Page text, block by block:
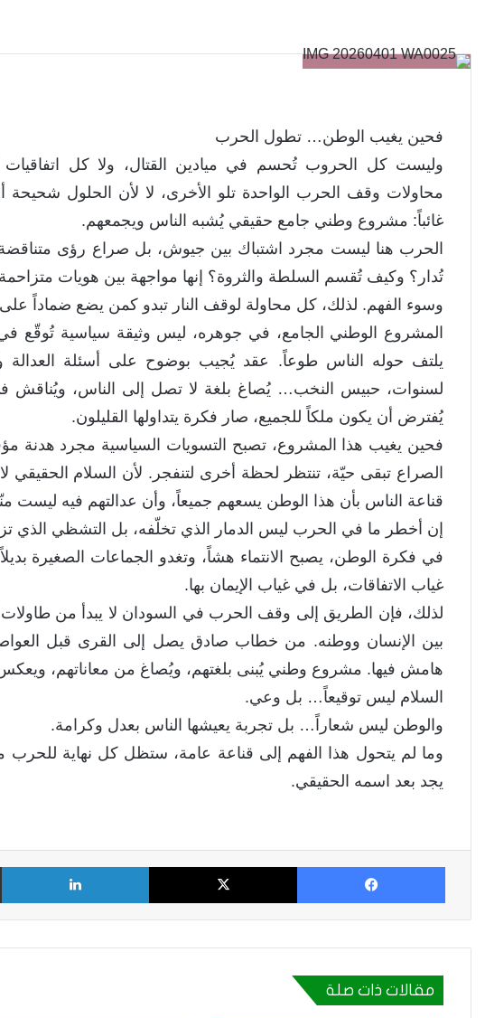
فحين يغيب الوطن… تطول الحرب
وليست كل الحروب تُحسم في ميادين القتال، ولا كل اتفاقيات
محاولات وقف الحرب الواحدة تلو الأخرى، لا لأن الحلول
غائباً: مشروع وطني جامع حقيقي يُشبه الناس ويجمعهم.
الحرب هنا ليست مجرد اشتباك بين جيوش، بل صراع رؤى
تُدار؟ وكيف تُقسم السلطة والثروة؟ إنها مواجهة بين هويات
وسوء الفهم. لذلك، كل محاولة لوقف النار تبدو كمن يضع ضماداً
المشروع الوطني الجامع، في جوهره، ليس وثيقة سياسية تُوقّع
يلتف حوله الناس طوعاً. عقد يُجيب بوضوح على أسئلة العدالة
لسنوات، حبيس النخب… يُصاغ بلغة لا تصل إلى الناس، ويُناقش
يُفترض أن يكون ملكاً للجميع، صار فكرة يتداولها القليلون.
فحين يغيب هذا المشروع، تصبح التسويات السياسية مجرد هدنة
الصراع تبقى حيّة، تنتظر لحظة أخرى لتنفجر. لأن السلام
قناعة الناس بأن هذا الوطن يسعهم جميعاً، وأن عدالتهم فيه ليست
إن أخطر ما في الحرب ليس الدمار الذي تخلّفه، بل التشظي الذي
في فكرة الوطن، يصبح الانتماء هشاً، وتغدو الجماعات الصغيرة
غياب الاتفاقات، بل في غياب الإيمان بها.
لذلك، فإن الطريق إلى وقف الحرب في السودان لا يبدأ من طاولات
بين الإنسان ووطنه. من خطاب صادق يصل إلى القرى قبل
هامش فيها. مشروع وطني يُبنى بلغتهم، ويُصاغ من معاناتهم،
السلام ليس توقيعاً… بل وعي.
والوطن ليس شعاراً… بل تجربة يعيشها الناس بعدل وكرامة.
وما لم يتحول هذا الفهم إلى قناعة عامة، ستظل كل نهاية
يجد بعد اسمه الحقيقي.
فيسبوك X
مقالات ذات صلة